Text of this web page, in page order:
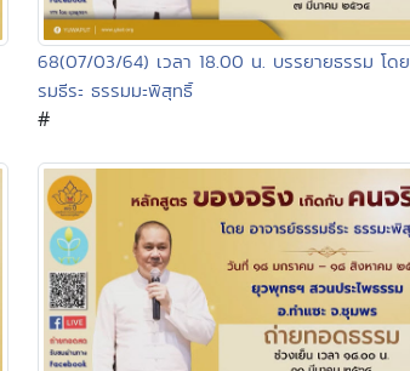
68(07/03/64) เวลา 18.00 น. บรรยายธรรม โด
รมธีระ ธรรมมะพิสุทธิ์
#